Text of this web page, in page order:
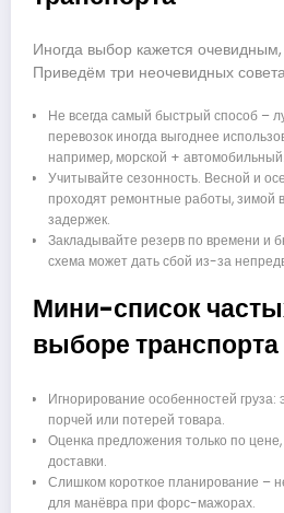
Иногда выбор кажется
Приведём три неочевидных
Не всегда самый быстрый способ –
перевозок иногда выгоднее
например, морской + автомобильный.
Учитывайте сезонность. Весной и
проходят ремонтные работы, зимой
задержек.
Закладывайте резерв по времени и
схема может дать сбой из-за
Мини-список
выборе транспорта
Игнорирование особенностей груза:
порчей или потерей товара.
Оценка предложения только по цене,
доставки.
Слишком короткое планирование –
для манёвра при форс-мажорах.